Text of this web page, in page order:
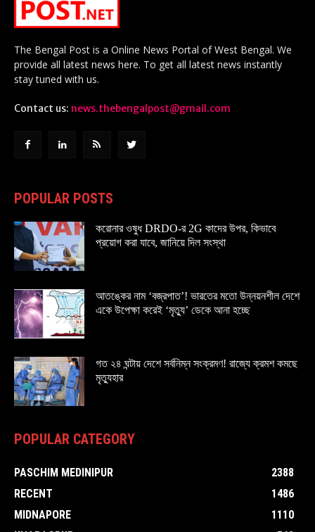
The Bengal Post is a Online News Portal of West Bengal. We
provide all latest news here. To get all latest news instantly
stay tuned with us.
Contact us: news.thebengalpost@gmail.com
POPULAR POSTS
করোনার ওষুধ DRDO-র 2G কাদের উপর, কিভাবে
প্রয়োগ করা যাবে, জানিয়ে দিল সংস্থা
আতঙ্কের নাম ‘বজ্রপাত’! ভারতের মতো উন্নয়নশীল দেশে
একে উপেক্ষা করেই ‘মৃত্যু’ ডেকে আনা হচ্ছে
গত ২৪ ঘন্টায় দেশে সর্বনিম্ন সংক্রমণ! রাজ্যে ক্রমশ কমছে
মৃত্যুহার
POPULAR CATEGORY
PASCHIM MEDINIPUR
2388
RECENT
1486
MIDNAPORE
1110